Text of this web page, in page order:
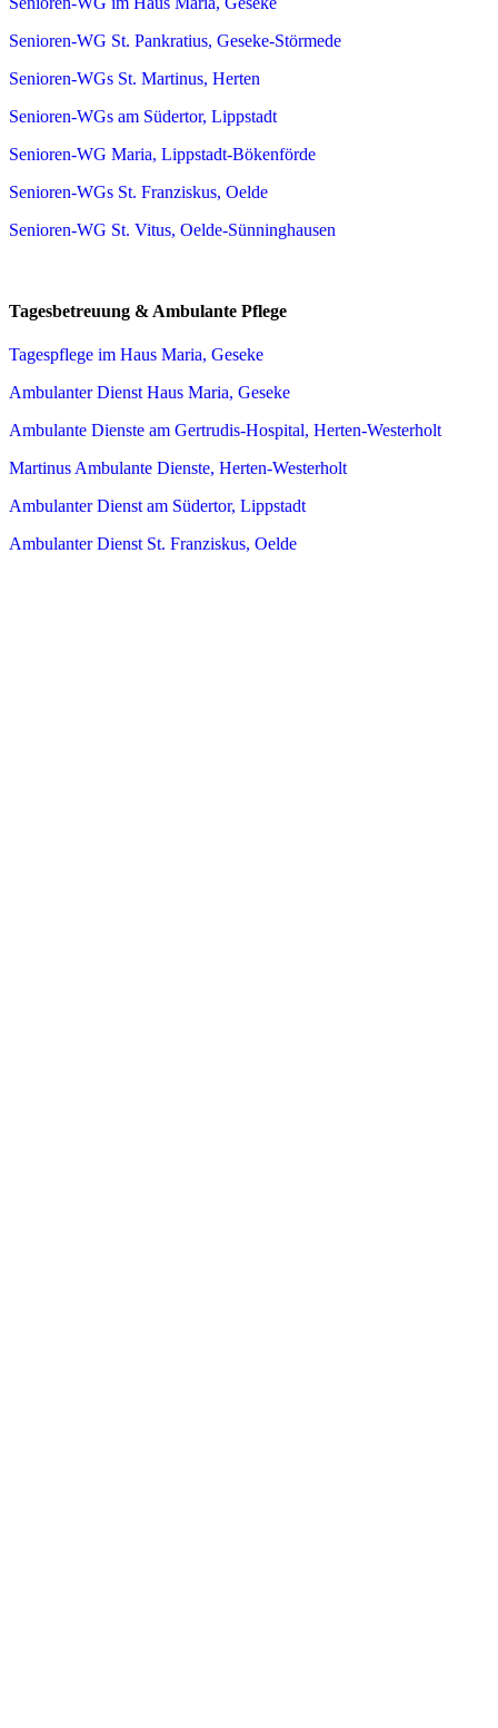
Senioren-WG St. Pankratius, Geseke-Störmede
Senioren-WGs St. Martinus, Herten
Senioren-WGs am Südertor, Lippstadt
Senioren-WG Maria, Lippstadt-Bökenförde
Senioren-WGs St. Franziskus, Oelde
Senioren-WG St. Vitus, Oelde-Sünninghausen
Tagesbetreuung & Ambulante Pflege
Tagespflege im Haus Maria, Geseke
Ambulanter Dienst Haus Maria, Geseke
Ambulante Dienste am Gertrudis-Hospital, Herten-Westerholt
Martinus Ambulante Dienste, Herten-Westerholt
Ambulanter Dienst am Südertor, Lippstadt
Ambulanter Dienst St. Franziskus, Oelde